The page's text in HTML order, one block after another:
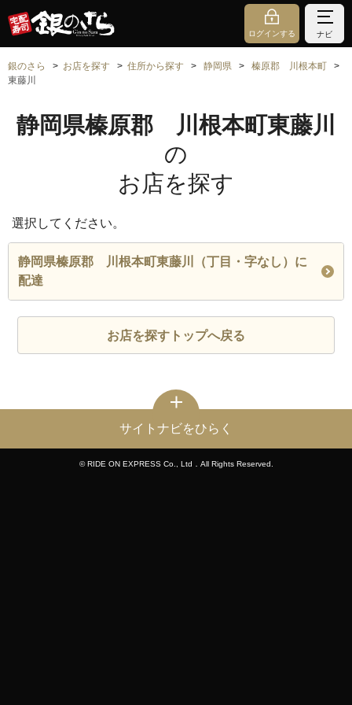
ログインする ナビ
銀のさら お店を探す 住所から探す 静岡県
榛原郡 川根本町
東藤川
静岡県榛原郡 川根本町東藤川
の
お店を探す
選択してください。
静岡県榛原郡 川根本町東藤川（丁目・字なし）に
配達
お店を探すトップへ戻る
サイトナビをひらく
© RIDE ON EXPRESS Co., Ltd．All Rights Reserved.